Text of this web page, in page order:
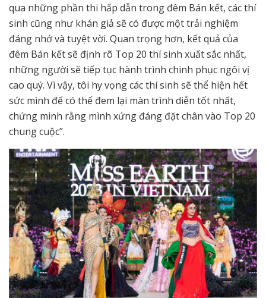
qua những phần thi hấp dẫn trong đêm Bán kết, các thí
sinh cũng như khán giả sẽ có được một trải nghiệm
đáng nhớ và tuyệt vời. Quan trọng hơn, kết quả của
đêm Bán kết sẽ định rõ Top 20 thí sinh xuất sắc nhất,
những người sẽ tiếp tục hành trình chinh phục ngôi vị
cao quý. Vì vậy, tôi hy vọng các thí sinh sẽ thể hiện hết
sức mình để có thể đem lại màn trình diễn tốt nhất,
chứng minh rằng mình xứng đáng đặt chân vào Top 20
chung cuộc”.